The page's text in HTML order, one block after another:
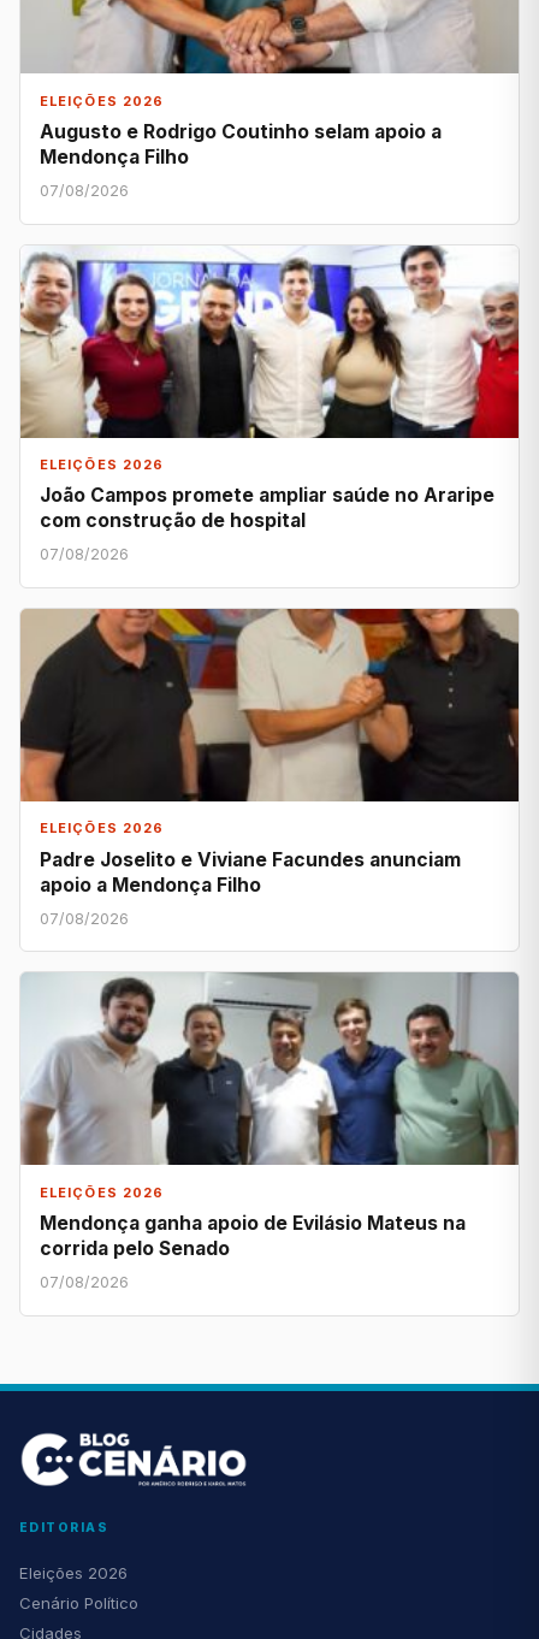
ELEIÇÕES 2026
Augusto e Rodrigo Coutinho selam apoio a
Mendonça Filho
07/08/2026
ELEIÇÕES 2026
João Campos promete ampliar saúde no Araripe
com construção de hospital
07/08/2026
ELEIÇÕES 2026
Padre Joselito e Viviane Facundes anunciam
apoio a Mendonça Filho
07/08/2026
ELEIÇÕES 2026
Mendonça ganha apoio de Evilásio Mateus na
corrida pelo Senado
07/08/2026
EDITORIAS
Eleições 2026
Cenário Político
Cidades